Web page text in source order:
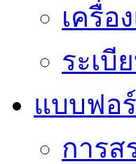
เครื่อ
ระเบี
แบบฟอ
การส